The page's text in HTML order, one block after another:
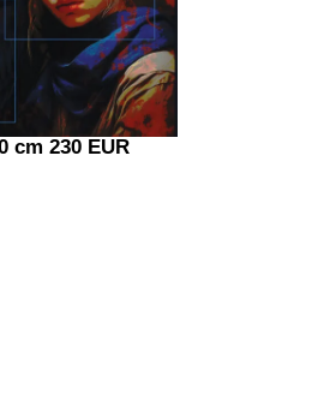
cm 230 EUR